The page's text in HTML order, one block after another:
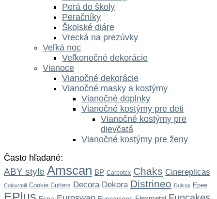
Perá do školy
Peračníky
Školské diáre
Vrecká na prezúvky
Veľká noc
Veľkonočné dekorácie
Vianoce
Vianočné dekorácie
Vianočné masky a kostýmy
Vianočné doplnky
Vianočné kostýmy pre deti
Vianočné kostýmy pre
dievčatá
Vianočné kostýmy pre ženy
Často hľadané:
ABY style Amscan BP Carbotex Chaks Cinereplicas
Colourmill Cookie Cutters Decora Dekora Distrineo Dulcop Epee